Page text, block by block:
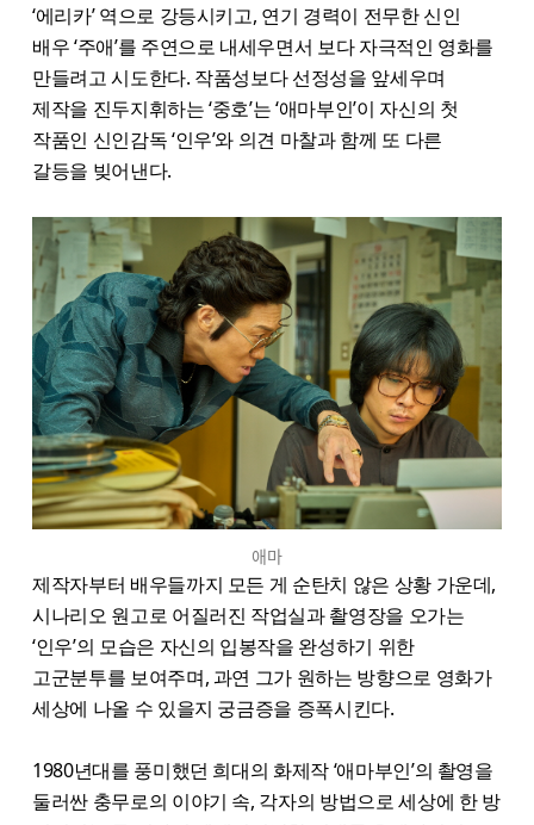
‘에리카’ 역으로 강등시키고, 연기 경력이 전무한 신인
배우 ‘주애’를 주연으로 내세우면서 보다 자극적인 영화를
만들려고 시도한다. 작품성보다 선정성을 앞세우며
제작을 진두지휘하는 ‘중호’는 ‘애마부인’이 자신의 첫
작품인 신인감독 ‘인우’와 의견 마찰과 함께 또 다른
갈등을 빚어낸다.
애마
제작자부터 배우들까지 모든 게 순탄치 않은 상황 가운데,
시나리오 원고로 어질러​진 작업실과 촬영장을 오가는
‘인우’의 모습은 자신의 입봉작을 완성하기 위한
고군분투를 보여주며, 과연 그가 원하는 방향으로 영화가
세상에 나올 수 있을지 궁금증을 증폭시킨다.
1980년대를 풍미했던 희대의 화제작 ‘애마부인’의 촬영을
둘러싼 충무로의 이야기 속, 각자의 방법으로 세상에 한 방